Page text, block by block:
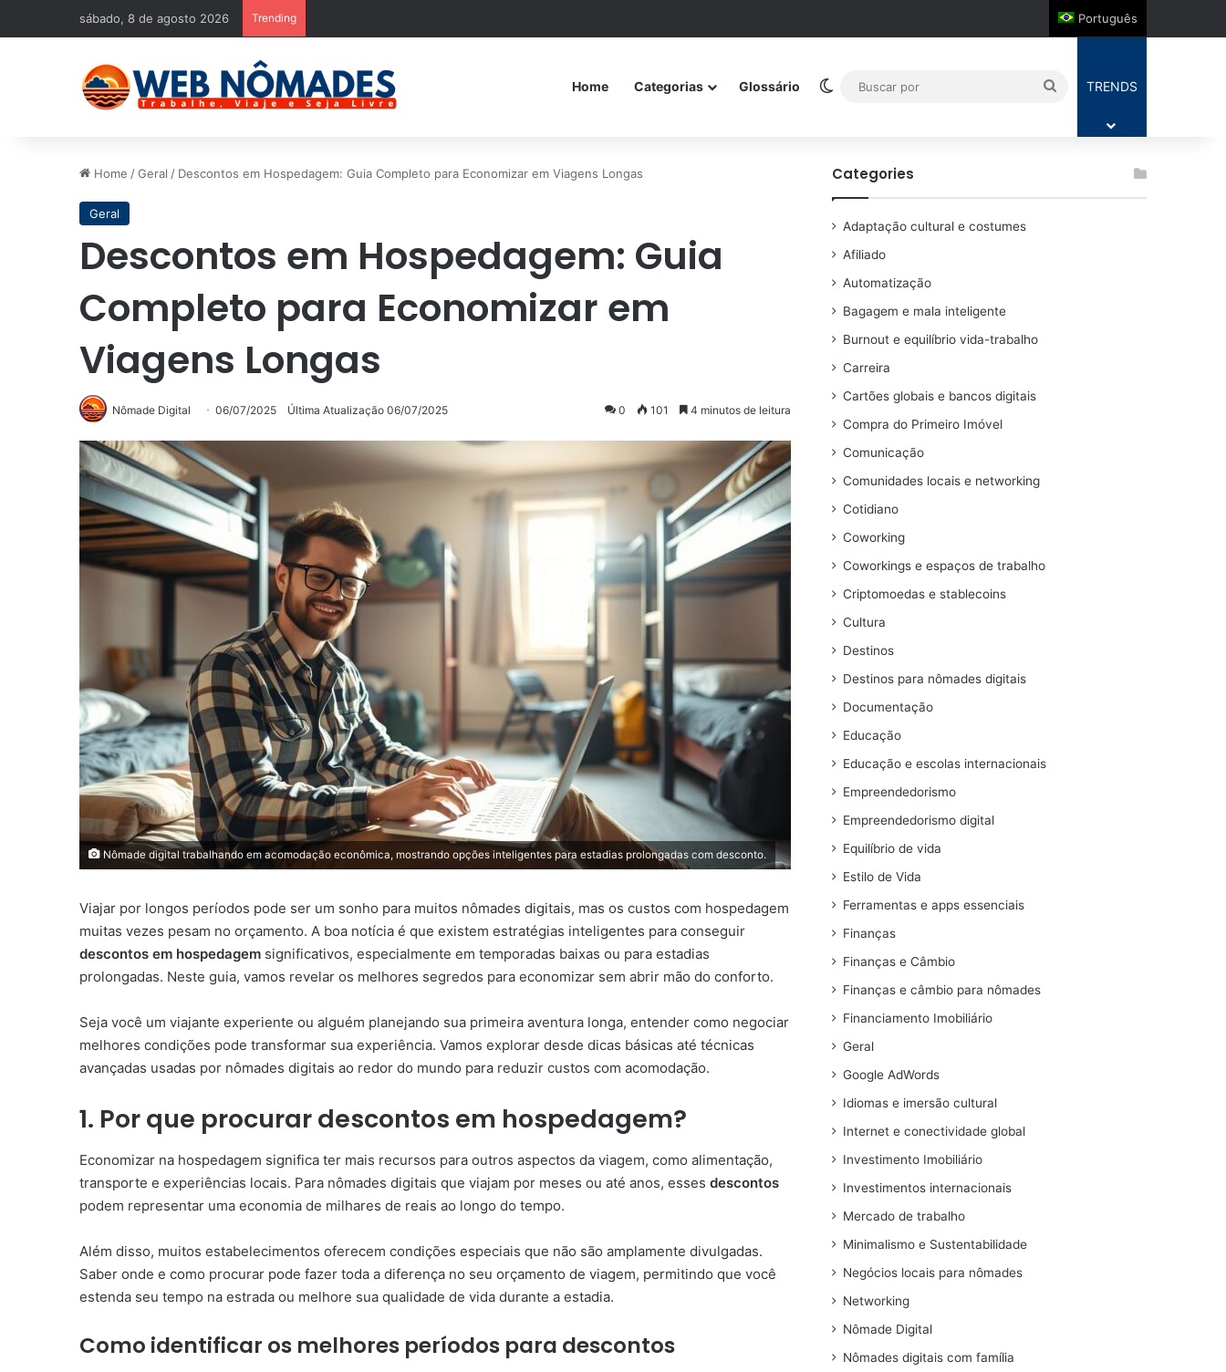
sábado, 8 de agosto 2026 Trending Português
Home Categorias Glossário Switch skin
BuscarTRENDS
Home /Geral / Descontos em Hospedagem: Guia Completo para Economizar em Viagens Longas
Geral
Descontos em Hospedagem: Guia
Completo para Economizar em
Viagens Longas
Nômade Digital 06/07/2025 Última Atualização 06/07/2025 0 101 4 minutos de leitura
Nômade digital trabalhando em acomodação econômica, mostrando opções inteligentes para estadias prolongadas com desconto.
Viajar por longos períodos pode ser um sonho para muitos nômades digitais, mas os custos com hospedagem
muitas vezes pesam no orçamento. A boa notícia é que existem estratégias inteligentes para conseguir
descontos em hospedagem significativos, especialmente em temporadas baixas ou para estadias
prolongadas. Neste guia, vamos revelar os melhores segredos para economizar sem abrir mão do conforto.
Seja você um viajante experiente ou alguém planejando sua primeira aventura longa, entender como negociar
melhores condições pode transformar sua experiência. Vamos explorar desde dicas básicas até técnicas
avançadas usadas por nômades digitais ao redor do mundo para reduzir custos com acomodação.
1. Por que procurar descontos em hospedagem?
Economizar na hospedagem significa ter mais recursos para outros aspectos da viagem, como alimentação,
transporte e experiências locais. Para nômades digitais que viajam por meses ou até anos, esses descontos
podem representar uma economia de milhares de reais ao longo do tempo.
Além disso, muitos estabelecimentos oferecem condições especiais que não são amplamente divulgadas.
Saber onde e como procurar pode fazer toda a diferença no seu orçamento de viagem, permitindo que você
estenda seu tempo na estrada ou melhore sua qualidade de vida durante a estadia.
Como identificar os melhores períodos para descontos
Categories
Adaptação cultural e costumes
Afiliado
Automatização
Bagagem e mala inteligente
Burnout e equilíbrio vida-trabalho
Carreira
Cartões globais e bancos digitais
Compra do Primeiro Imóvel
Comunicação
Comunidades locais e networking
Cotidiano
Coworking
Coworkings e espaços de trabalho
Criptomoedas e stablecoins
Cultura
Destinos
Destinos para nômades digitais
Documentação
Educação
Educação e escolas internacionais
Empreendedorismo
Empreendedorismo digital
Equilíbrio de vida
Estilo de Vida
Ferramentas e apps essenciais
Finanças
Finanças e Câmbio
Finanças e câmbio para nômades
Financiamento Imobiliário
Geral
Google AdWords
Idiomas e imersão cultural
Internet e conectividade global
Investimento Imobiliário
Investimentos internacionais
Mercado de trabalho
Minimalismo e Sustentabilidade
Negócios locais para nômades
Networking
Nômade Digital
Nômades digitais com família